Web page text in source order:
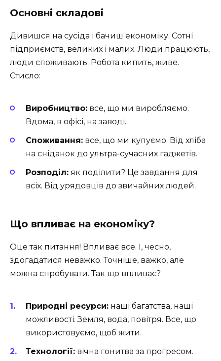
Основні складові
Дивишся на сусіда і бачиш економіку. Сотні
підприємств, великих і малих. Люди працюють,
люди споживають. Робота кипить, живе.
Стисло:
Виробництво: все, що ми виробляємо.
Вдома, в офісі, на заводі.
Споживання: все, що ми купуємо. Від хліба
на сніданок до ультра-сучасних гаджетів.
Розподіл: як поділити? Це завдання для
всіх. Від урядовців до звичайних людей.
Що впливає на економіку?
Оце так питання! Впливає все. І, чесно,
здогадатися неважко. Точніше, важко, але
можна спробувати. Так що впливає?
Природні ресурси: наші багатства, наші
можливості. Земля, вода, повітря. Все, що
використовуємо, щоб жити.
Технології: вічна гонитва за прогресом.